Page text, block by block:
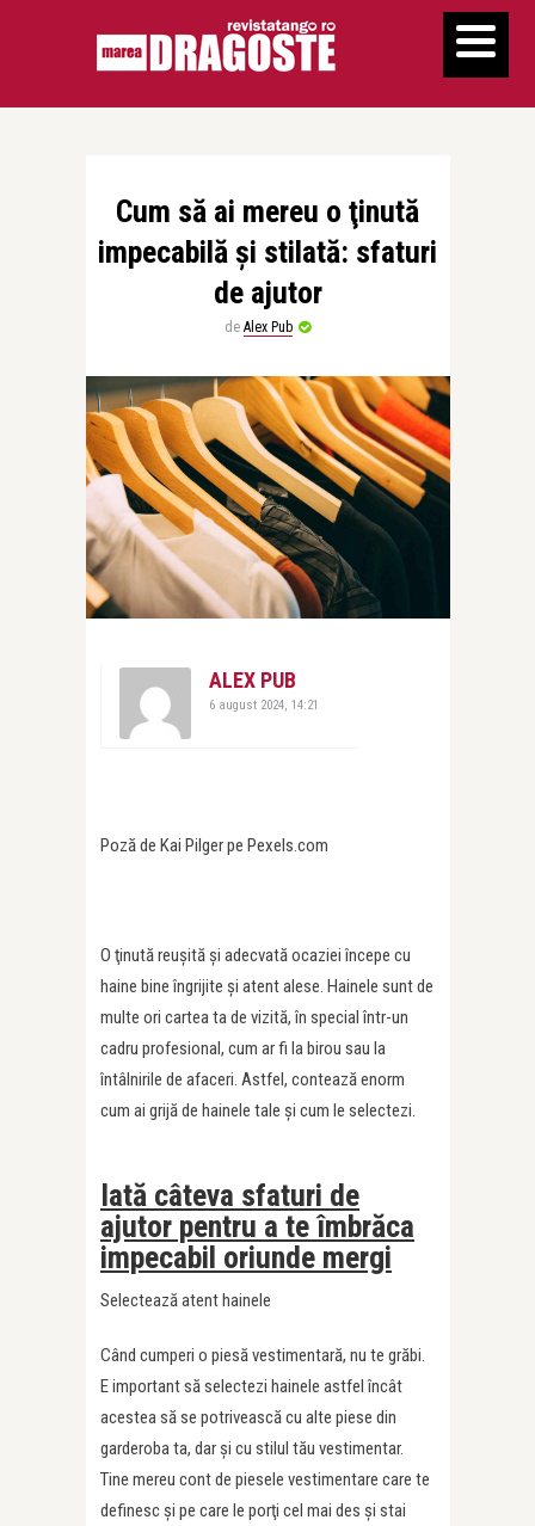
Cum să ai mereu o ţinută
impecabilă și stilată: sfaturi
de ajutor
de Alex Pub
ALEX PUB
6 august 2024, 14:21
Poză de Kai Pilger pe Pexels.com
O ţinută reușită și adecvată ocaziei începe cu
haine bine îngrijite şi atent alese. Hainele sunt de
multe ori cartea ta de vizită, în special într-un
cadru profesional, cum ar fi la birou sau la
întâlnirile de afaceri. Astfel, contează enorm
cum ai grijă de hainele tale şi cum le selectezi.
Iată câteva sfaturi de
ajutor pentru a te îmbrăca
impecabil oriunde mergi
Selectează atent hainele
Când cumperi o piesă vestimentară, nu te grăbi.
E important să selectezi hainele astfel încât
acestea să se potrivească cu alte piese din
garderoba ta, dar şi cu stilul tău vestimentar.
Tine mereu cont de piesele vestimentare care te
definesc şi pe care le porţi cel mai des şi stai